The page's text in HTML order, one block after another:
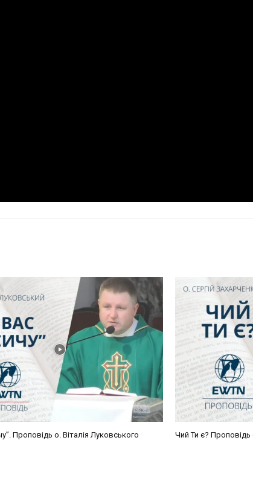
Проповідь о. Віталія Луковського Чий Ти є? Проповідь